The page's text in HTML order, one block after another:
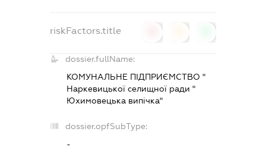
riskFactors.title
dossier.fullName:
КОМУНАЛЬНЕ ПІДПРИЄМСТВО "
Наркевицької селищної ради "
Юхимовецька випічка"
dossier.opfSubType:
-